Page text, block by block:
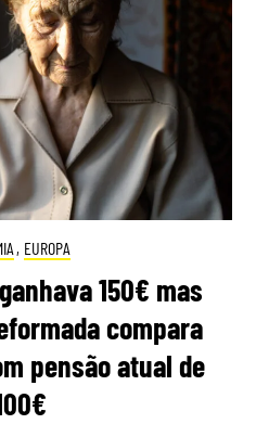
, EUROPA
150€ mas
compara
pensão atual de